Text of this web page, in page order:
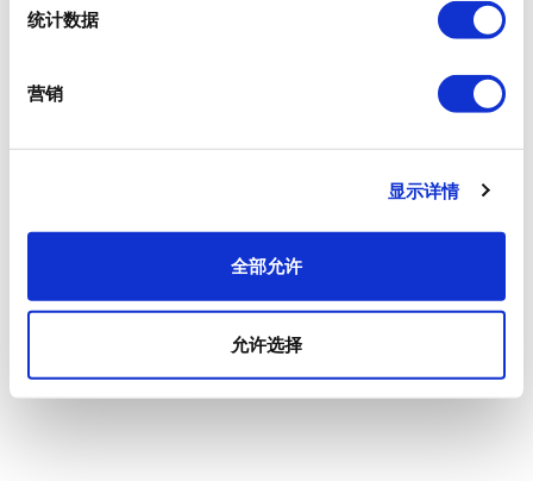
统计数据
营销
显示详情
全部允许
允许选择